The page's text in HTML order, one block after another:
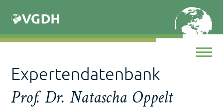
content
Expertendatenbank
Prof. Dr. Natascha Oppelt